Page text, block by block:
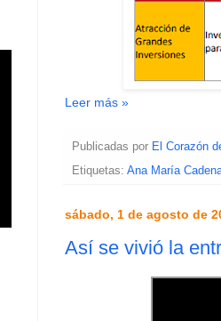
Leer más »
Publicadas por El Corazón
Etiquetas: Ana María
sábado, 1 de agosto de
Así se vivió la